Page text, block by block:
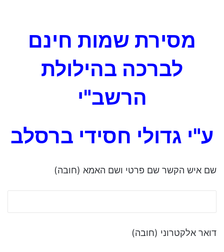
מסירת שמות חינם
לברכה בהילולת
הרשב"י
ע"י גדולי חסידי ברסלב
שם איש הקשר שם פרטי ושם האמא (חובה)
דואר אלקטרוני (חובה)